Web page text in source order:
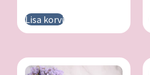
Lisa korvi